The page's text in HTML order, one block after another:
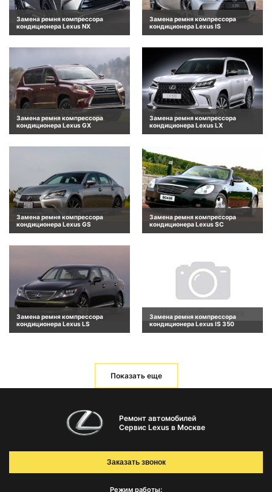
Замена ремня компрессора
кондиционера Lexus NX
Замена ремня компрессора
кондиционера Lexus IS
Замена ремня компрессора
кондиционера Lexus GX
Замена ремня компрессора
кондиционера Lexus LX
Замена ремня компрессора
кондиционера Lexus GS
Замена ремня компрессора
кондиционера Lexus SC
Замена ремня компрессора
кондиционера Lexus LS
Замена ремня компрессора
кондиционера Lexus IS 350
Показать еще
Ремонт автомобилей
Сервис Lexus в Москве
Режим работы:
Заказать звонок